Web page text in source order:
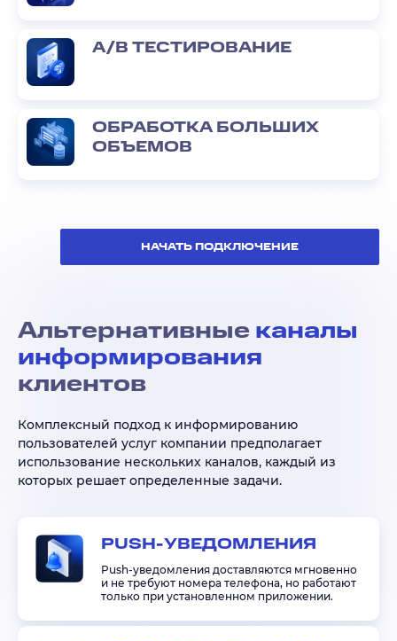
А/В ТЕСТИРОВАНИЕ
ОБРАБОТКА БОЛЬШИХ
ОБЪЕМОВ
НАЧАТЬ ПОДКЛЮЧЕНИЕ
Альтернативные каналы
информирования
клиентов
Комплексный подход к информированию
пользователей услуг компании предполагает
использование нескольких каналов, каждый из
которых решает определенные задачи.
PUSH-УВЕДОМЛЕНИЯ
Push-уведомления доставляются мгновенно
и не требуют номера телефона, но работают
только при установленном приложении.